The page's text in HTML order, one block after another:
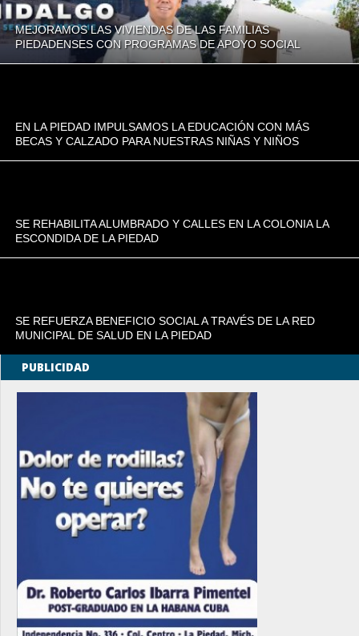
MEJORAMOS LAS VIVIENDAS DE LAS FAMILIAS
PIEDADENSES CON PROGRAMAS DE APOYO SOCIAL
EN LA PIEDAD IMPULSAMOS LA EDUCACIÓN CON MÁS
BECAS Y CALZADO PARA NUESTRAS NIÑAS Y NIÑOS
SE REHABILITA ALUMBRADO Y CALLES EN LA COLONIA LA
ESCONDIDA DE LA PIEDAD
SE REFUERZA BENEFICIO SOCIAL A TRAVÉS DE LA RED
MUNICIPAL DE SALUD EN LA PIEDAD
PUBLICIDAD